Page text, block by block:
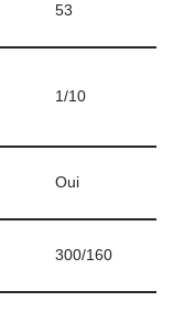
53
1/10
Oui
300/160